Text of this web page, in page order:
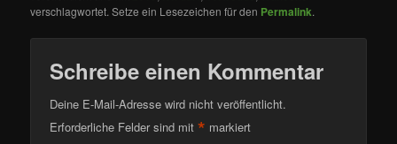
verschlagwortet. Setze ein Lesezeichen für den Permalink.
Schreibe einen Kommentar
Deine E-Mail-Adresse wird nicht veröffentlicht.
Erforderliche Felder sind mit* markiert